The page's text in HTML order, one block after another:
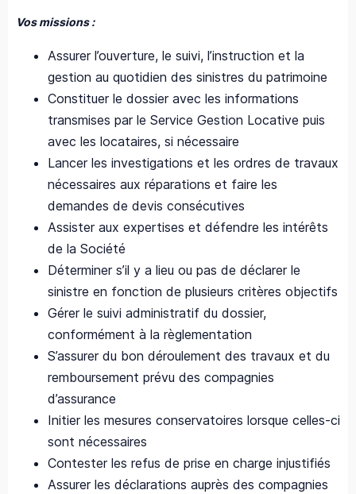
Vos missions :
Assurer l’ouverture, le suivi, l’instruction et la
gestion au quotidien des sinistres du patrimoine
Constituer le dossier avec les informations
transmises par le Service Gestion Locative puis
avec les locataires, si nécessaire
Lancer les investigations et les ordres de travaux
nécessaires aux réparations et faire les
demandes de devis consécutives
Assister aux expertises et défendre les intérêts
de la Société
Déterminer s’il y a lieu ou pas de déclarer le
sinistre en fonction de plusieurs critères objectifs
Gérer le suivi administratif du dossier,
conformément à la règlementation
S’assurer du bon déroulement des travaux et du
remboursement prévu des compagnies
d’assurance
Initier les mesures conservatoires lorsque celles-ci
sont nécessaires
Contester les refus de prise en charge injustifiés
Assurer les déclarations auprès des compagnies